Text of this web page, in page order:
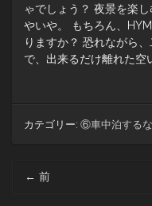
ゃでしょう？ 夜景を楽
やいや。 もちろん、
りますか？ 恐れながら
で、出来るだけ離れた空
カテゴリー: ⑥車中泊するな
← 前